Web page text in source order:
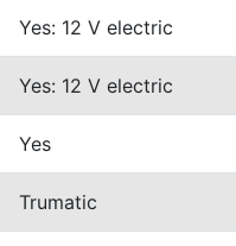
Yes: 12 V electric
Yes: 12 V electric
Yes
Trumatic